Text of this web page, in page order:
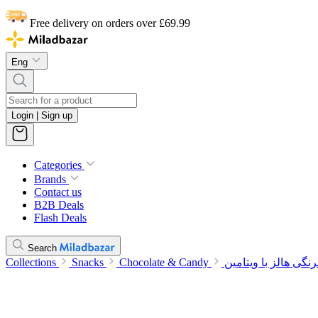
Free delivery on orders over £69.99
Eng
Login | Sign up
Categories
Brands
Contact us
B2B Deals
Flash Deals
Search
Collections Snacks Chocolate & Candy